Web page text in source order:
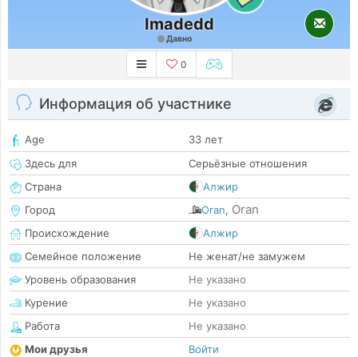
Imadedd
Давно
0
Информация об участнике
Age
33 лет
Здесь для
Серьёзные отношения
Страна
Алжир
Город
Oran, Oran
Происхождение
Алжир
Семейное положение
Не женат/не замужем
Уровень образования
Не указано
Курение
Не указано
Работа
Не указано
Мои друзья
Войти